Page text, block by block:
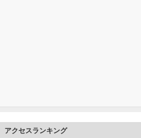
アクセスランキング